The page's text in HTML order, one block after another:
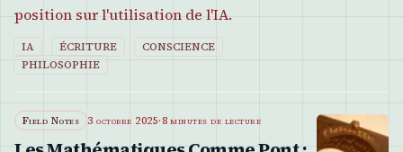
position sur l'utilisation de l'IA.
IA ÉCRITURE
CONSCIENCE
PHILOSOPHIE
Field Notes 3 octobre 2025·8 minutes de lecture